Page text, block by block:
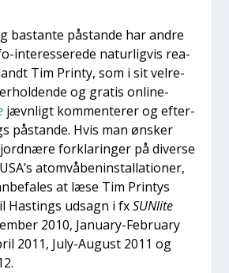
bastan­te påstan­de har andre
inter­es­se­re­de natur­lig­vis rea­
Tim Prin­ty, som i sit vel­re­
og gra­tis onli­ne-
jævn­ligt kom­men­te­rer og efter­
påstan­de. Hvis man ønsker
for­kla­rin­ger på diver­se
atom­vå­be­nin­stal­la­tio­ner,
at læse Tim Prin­tys
Hastings udsagn i fxSUN­li­te
2010, Janu­ary-Febru­ary
2011, July-August 2011 og